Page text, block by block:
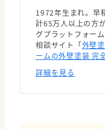
1972年生まれ。早
計65万人以上の方
グプラットフォー
相談サイト「外壁
ームの外壁塗装 完
詳細を見る